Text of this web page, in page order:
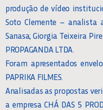
produção de vídeo
Soto Clemente – analista
Sanasa; Giorgia Teixeira
PROPAGANDA LTDA.
Foram apresentados
PAPRIKA FILMES.
Analisadas as propostas
a empresa CHÁ DAS 5